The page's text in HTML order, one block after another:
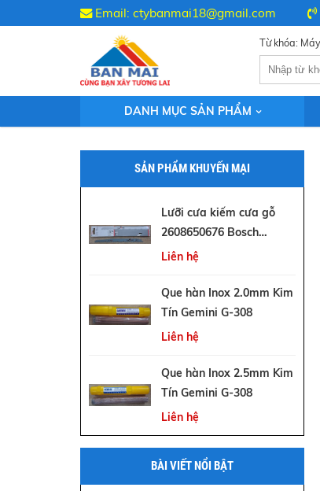
Email: ctybanmai18@gmail.com
DANH MỤC SẢN PHẨM
SẢN PHẨM KHUYẾN MẠI
Lưỡi cưa kiếm cưa gỗ
2608650676 Bosch
S1531L
Liên hệ
Que hàn Inox 2.0mm Kim
Tín Gemini G-308
Liên hệ
Que hàn Inox 2.5mm Kim
Tín Gemini G-308
Liên hệ
BÀI VIẾT NỔI BẬT